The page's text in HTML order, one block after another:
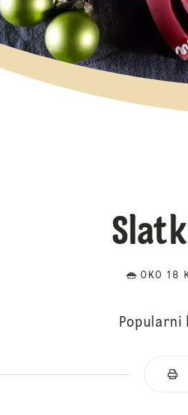
OKO 18
Popularni